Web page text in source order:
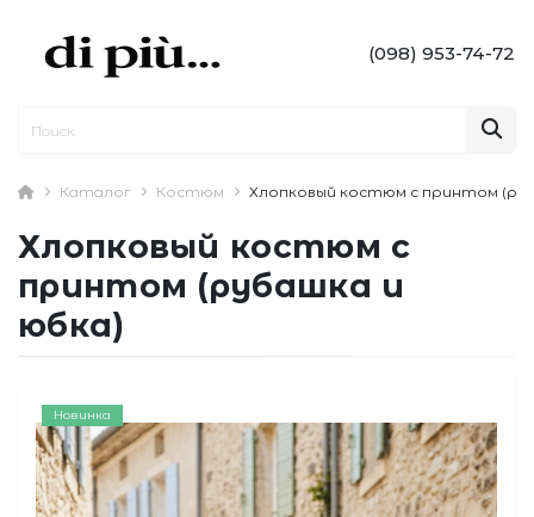
(098) 953-74-72
Каталог Костюм Хлопковый костюм с принтом
Хлопковый костюм с
принтом (рубашка и
юбка)
Новинка